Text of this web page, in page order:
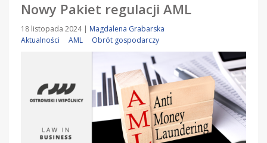
Nowy Pakiet regulacji AML
18 listopada 2024 | Magdalena Grabarska
Aktualności
AML Obrót gospodarczy